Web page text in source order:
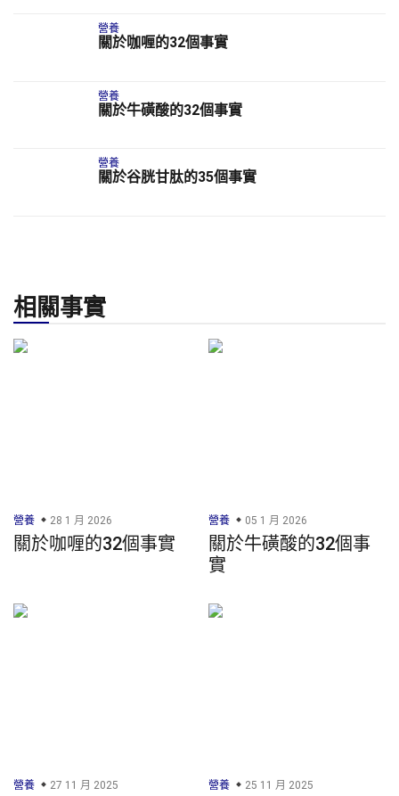
營養
關於咖喱的32個事實
營養
關於牛磺酸的32個事實
營養
關於谷胱甘肽的35個事實
相關事實
營養 28 1 月 2026
關於咖喱的32個事實
營養 05 1 月 2026
關於牛磺酸的32個事
實
營養 27 11 月 2025 營養 25 11 月 2025